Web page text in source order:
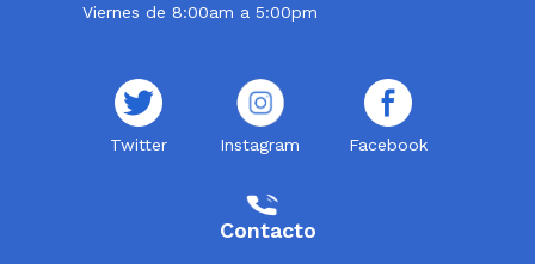
Viernes de 8:00am a 5:00pm
Twitter Instagram Facebook
Contacto